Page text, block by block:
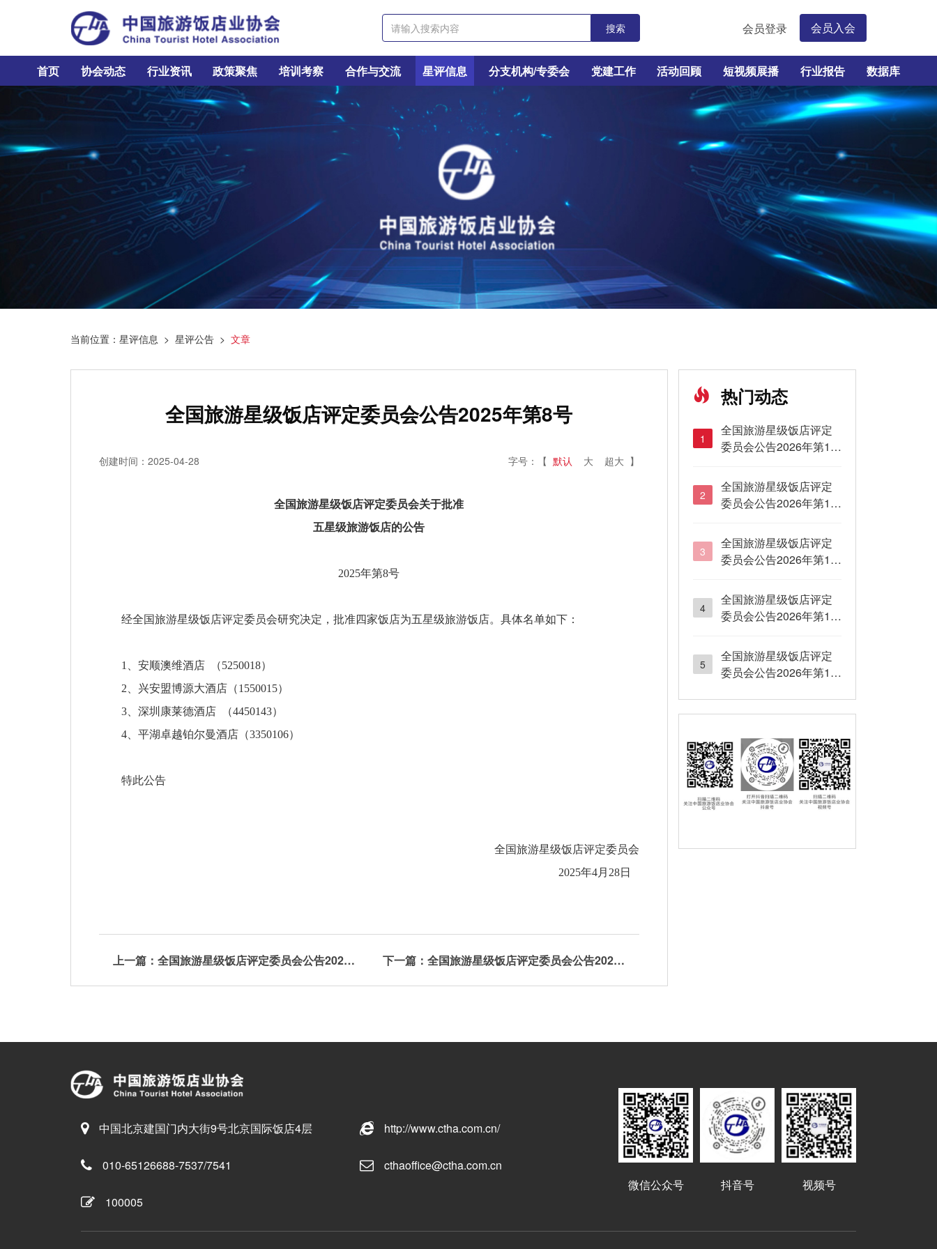
搜索 会员登录 会员入会
首页 协会动态 行业资讯 政策聚焦 培训考察 合作与交流 星评信息 分支机构/专委会 党建工作 活动回顾 短视频展播 行业报告 数据库
当前位置：星评信息 > 星评公告 > 文章
全国旅游星级饭店评定委员会公告2025年第8号
创建时间：2025-04-28 字号：【 默认 大 超大 】
全国旅游星级饭店评定委员会关于批准
五星级旅游饭店的公告
2025年第8号
经全国旅游星级饭店评定委员会研究决定，批准四家饭店为五星级旅游饭店。具体名单如下：
1、安顺澳维酒店 （5250018）
2、兴安盟博源大酒店（1550015）
3、深圳康莱德酒店 （4450143）
4、平湖卓越铂尔曼酒店（3350106）
特此公告
全国旅游星级饭店评定委员会
2025年4月28日
上一篇：全国旅游星级饭店评定委员会公告2025年第9号 下一篇：全国旅游星级饭店评定委员会公告2025年第7号
热门动态
1
全国旅游星级饭店评定
委员会公告2026年第16
2
全国旅游星级饭店评定
委员会公告2026年第15
3
全国旅游星级饭店评定
委员会公告2026年第14
4
全国旅游星级饭店评定
委员会公告2026年第13
5
全国旅游星级饭店评定
委员会公告2026年第12
中国北京建国门内大街9号北京国际饭店4层
010-65126688-7537/7541
100005
http://www.ctha.com.cn/
cthaoffice@ctha.com.cn
微信公众号
抖音号 视频号